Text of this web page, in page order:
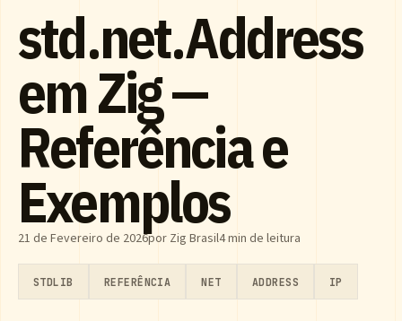
std.net.Address
em Zig —
Referência e
Exemplos
21 de Fevereiro de 2026por Zig Brasil4 min de leitura
STDLIB REFERÊNCIA NET ADDRESS IP